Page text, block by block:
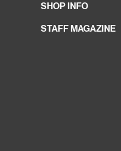
SHOP INFO
STAFF MAGAZINE